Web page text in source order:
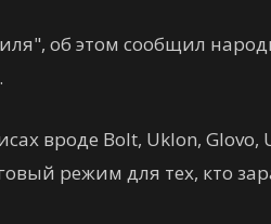
об этом сообщил
вроде Bolt, Uklon,
режим для тех, кто